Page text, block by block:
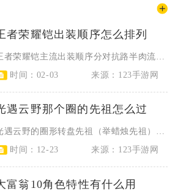
者荣耀铠出装顺序怎么排列
时间：02-03
来源：123手游网
遇云野那个圈的先祖怎么过
时间：12-23
来源：123手游网
富翁10角色特性有什么用